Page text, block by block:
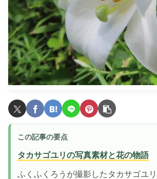
この記事の要点
タカサゴユリの写真素材と花の物語
ふくふくろうが撮影したタカサゴユ